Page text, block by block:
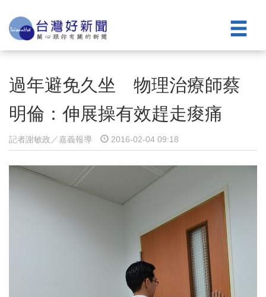
過年避免久坐 物理治療師蔡
明倫：伸展操有效趕走痠痛
記者謝敏政／嘉義報導 2016-02-04 09:18